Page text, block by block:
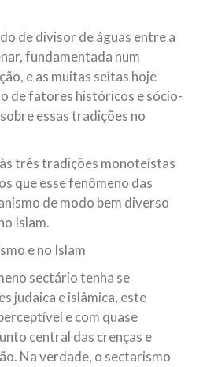
de divisor de águas entre a
fundamentada num
e as muitas seitas hoje
de fatores históricos e sócio-
essas tradições no
três tradições monoteístas
que esse fenômeno das
de modo bem diverso
Islam.
e no Islam
sectário tenha se
judaica e islâmica, este
e com quase
central das crenças e
Na verdade, o sectarismo